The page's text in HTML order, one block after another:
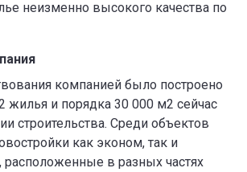
неизменно высокого качества по
компанией было построено
и порядка 30 000 м2 сейчас
строительства. Среди объектов
как эконом, так и
расположенные в разных частях